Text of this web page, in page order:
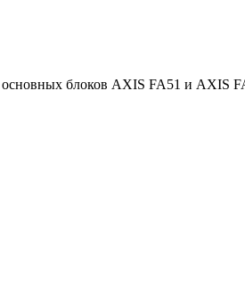
блоков AXIS FA51 и AXIS